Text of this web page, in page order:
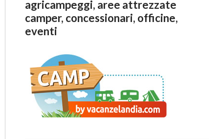
agricampeggi, aree attrezzate
camper, concessionari, officine,
eventi